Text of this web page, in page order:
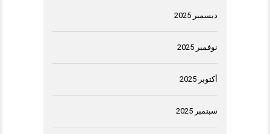
ديسمبر 2025
نوفمبر 2025
أكتوبر 2025
سبتمبر 2025